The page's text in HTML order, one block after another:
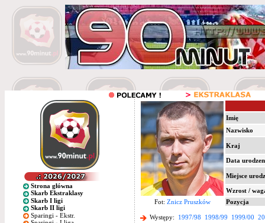
Strona główna
Skarb Ekstraklasy
Skarb I ligi
Skarb II ligi
Sparingi - Ekstr.
Imię
Nazwisko
Kraj
Data
Miejsce
Wzrost /
Fot: Znicz Pruszków Pozycja
Występy: 1997/98 1998/99 1999/00